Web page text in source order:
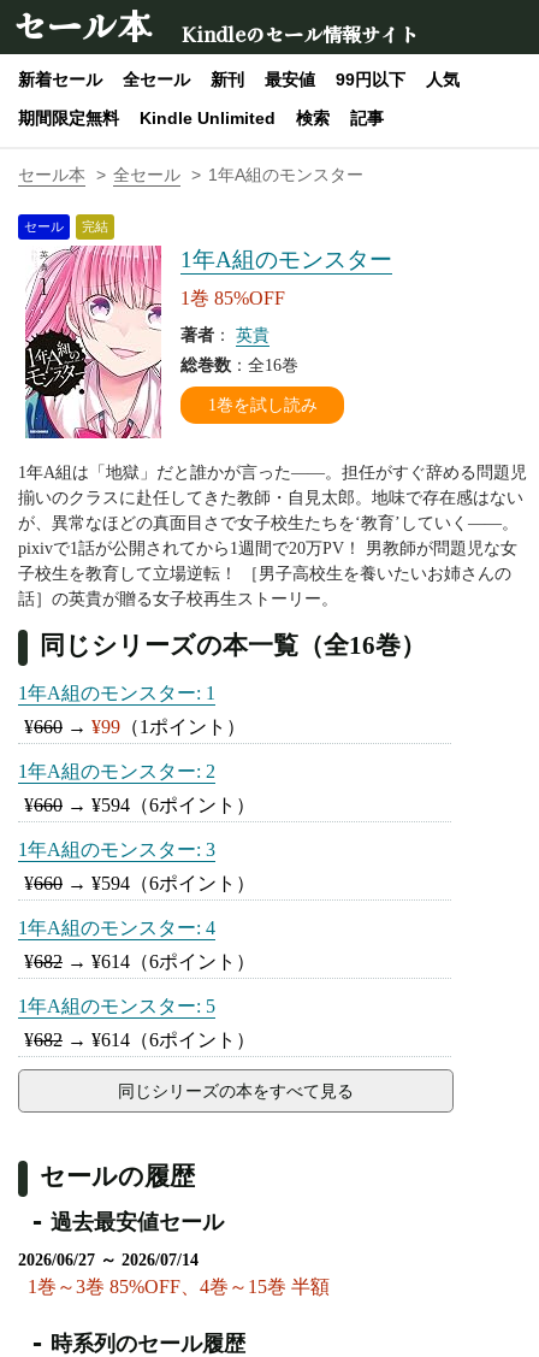
セール本 Kindleのセール情報サイト
新着セール 全セール 新刊 最安値 99円以下
人気
期間限定無料
Kindle Unlimited 検索 記事
セール本 全セール 1年A組のモンスター
セール 完結
1年A組のモンスター
1巻 85%OFF
著者 ： 英貴
総巻数 ：全16巻
1巻を試し読み
1年A組は「地獄」だと誰かが言った――。担任がすぐ辞める問題児
揃いのクラスに赴任してきた教師・自見太郎。地味で存在感はない
が、異常なほどの真面目さで女子校生たちを‘教育’していく――。
pixivで1話が公開されてから1週間で20万PV！ 男教師が問題児な女
子校生を教育して立場逆転！ ［男子高校生を養いたいお姉さんの
話］の英貴が贈る女子校再生ストーリー。
同じシリーズの本一覧（全16巻）
1年A組のモンスター: 1
¥660 → ¥99 （1ポイント）
1年A組のモンスター: 2
¥660 → ¥594 （6ポイント）
1年A組のモンスター: 3
¥660 → ¥594 （6ポイント）
1年A組のモンスター: 4
¥682 → ¥614 （6ポイント）
1年A組のモンスター: 5
¥682 → ¥614 （6ポイント）
同じシリーズの本をすべて見る
セールの履歴
過去最安値セール
2026/06/27 ～ 2026/07/14
1巻～3巻 85%OFF、4巻～15巻 半額
時系列のセール履歴